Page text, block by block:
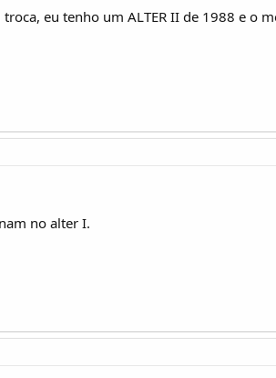
eu tenho um ALTER II de 1988 e o
no alter I.